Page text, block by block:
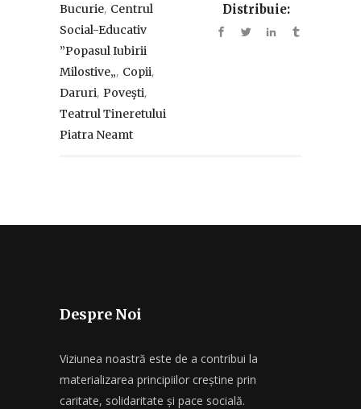
Bucurie, Centrul
Social-Educativ
”Popasul Iubirii
Milostive„, Copii,
Daruri, Poveşti,
Teatrul Tineretului
Piatra Neamt
Distribuie:
Despre Noi
Viziunea noastră este de a contribui la
materializarea principiilor creștine prin
caritate, solidaritate și pace socială.